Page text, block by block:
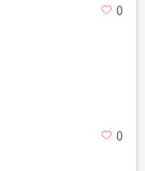
0
0